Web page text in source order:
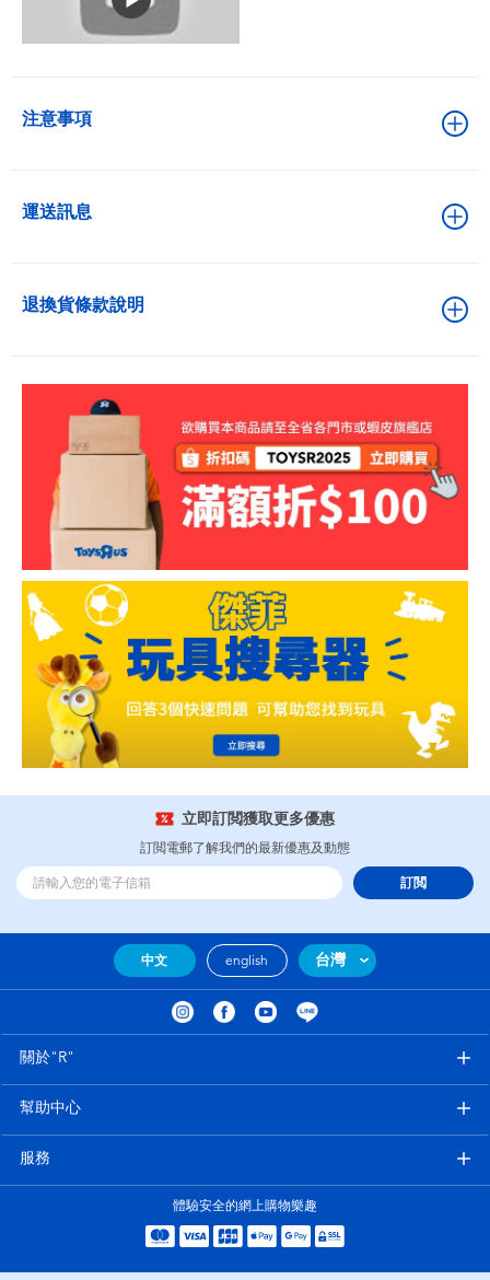
注意事項
運送訊息
退換貨條款說明
立即訂閲獲取更多優惠
訂閲電郵了解我們的最新優惠及動態
訂閲
中文 english 台灣
關於"R"
幫助中心
服務
體驗安全的網上購物樂趣